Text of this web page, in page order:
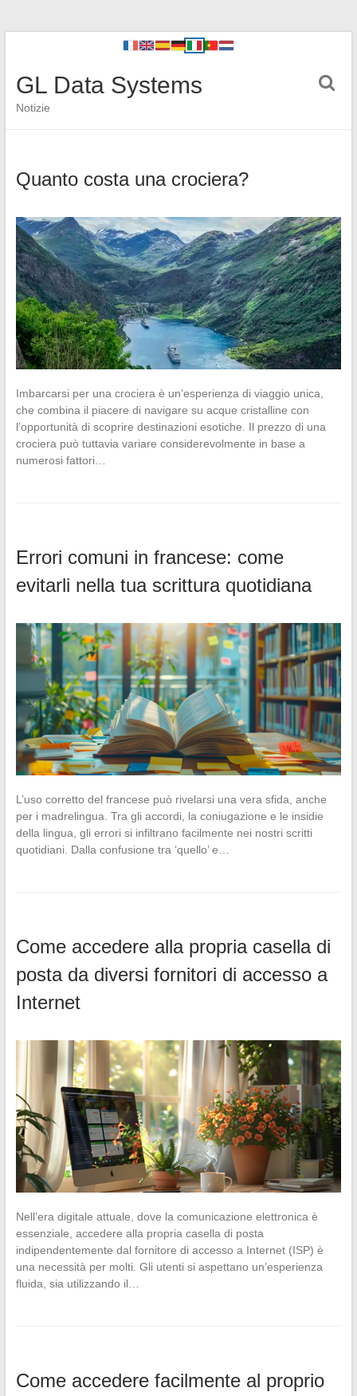
GL Data Systems
Notizie
Quanto costa una crociera?
Imbarcarsi per una crociera è un’esperienza di viaggio unica,
che combina il piacere di navigare su acque cristalline con
l’opportunità di scoprire destinazioni esotiche. Il prezzo di una
crociera può tuttavia variare considerevolmente in base a
numerosi fattori…
Errori comuni in francese: come
evitarli nella tua scrittura quotidiana
L’uso corretto del francese può rivelarsi una vera sfida, anche
per i madrelingua. Tra gli accordi, la coniugazione e le insidie
della lingua, gli errori si infiltrano facilmente nei nostri scritti
quotidiani. Dalla confusione tra ‘quello’ e…
Come accedere alla propria casella di
posta da diversi fornitori di accesso a
Internet
Nell’era digitale attuale, dove la comunicazione elettronica è
essenziale, accedere alla propria casella di posta
indipendentemente dal fornitore di accesso a Internet (ISP) è
una necessità per molti. Gli utenti si aspettano un’esperienza
fluida, sia utilizzando il…
Come accedere facilmente al proprio